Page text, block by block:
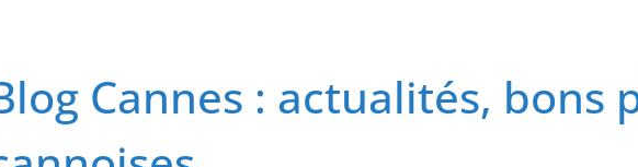
Cannes : actualités, bons